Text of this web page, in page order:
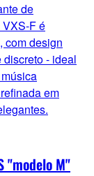
de
F é
com design
discreto - ideal
em
"modelo M"